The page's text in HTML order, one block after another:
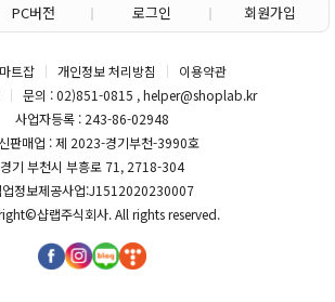
PC버전 로그인 회원가입
트잡 개인정보 처리방침
이용약관
문의 : 02)851-0815 , helper@shoplab.kr
사업자등록 : 243-86-02948
판매업 : 제 2023-경기부천-3990호
경기 부천시 부흥로 71, 2718-304
업정보제공사업:J1512020230007
샵랩주식회사. All rights reserved.